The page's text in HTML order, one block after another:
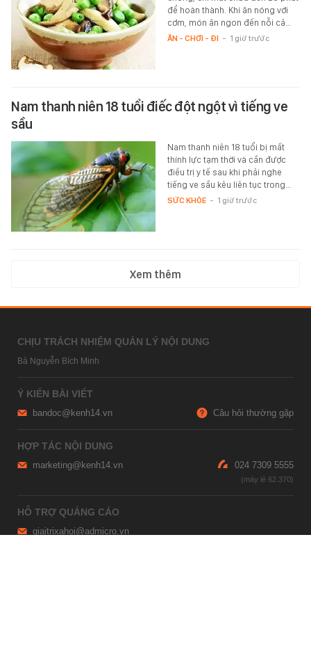
để hoàn thành. Khi ăn nóng với
cơm, món ăn ngon đến nỗi cả…
ĂN - CHƠI - ĐI - 1 giờ trước
Nam thanh niên 18 tuổi điếc đột ngột vì tiếng ve
sầu
Nam thanh niên 18 tuổi bị mất
thính lực tạm thời và cần được
điều trị y tế sau khi phải nghe
tiếng ve sầu kêu liên tục trong…
SỨC KHỎE - 1 giờ trước
Xem thêm
CHỊU TRÁCH NHIỆM QUẢN LÝ NỘI DUNG
Bà Nguyễn Bích Minh
Ý KIẾN BÀI VIẾT
bandoc@kenh14.vn Câu hỏi thường gặp
HỢP TÁC NỘI DUNG
marketing@kenh14.vn 024 7309 5555
HỖ TRỢ QUẢNG CÁO
giaitrixahoi@admicro.vn